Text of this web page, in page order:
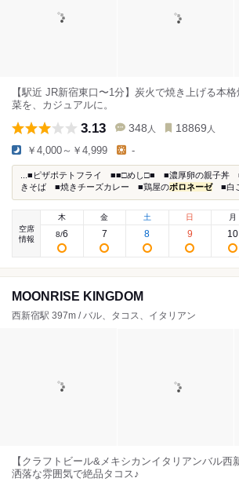
【駅近 JR新宿東口〜1分】炭火で焼き上げる本
菜を、カジュアルに。
3.13 348 人 18869 人
￥4,000～￥4,999 -
...■ピザポテトフライ ■■□めし□■ ■濃厚卵の親子丼
きそば ■焼きチーズカレー ■鶏屋のボロネーゼ■白
空席
情報
木
8/6
金
7
土
8
日
9
月
10
MOONRISE KINGDOM
西新宿駅 397m / バル、タコス、イタリアン
【クラフトビール&メキシカンイタリアンバル西
洒落な雰囲気で絶品タコス♪